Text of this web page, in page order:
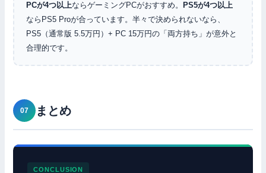
PCが4つ以上ならゲーミングPCがおすすめ。
PS5が4つ以上
ならPS5 Proが合っています。半々で決められないなら、
PS5（通常版 5.5万円）+ PC 15万円の「両方持ち」が意外と
合理的です。
まとめ
CONCLUSION